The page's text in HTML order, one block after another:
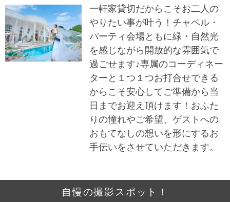
一軒家貸切だからこそお二人の
やりたい事が叶う！チャペル・
パーティ会場ともに緑・自然光
を感じながら開放的な雰囲気で
過ごせます♪専属のコーディネー
ターと１つ１つお打合せできる
からこそ安心してご準備から当
日までお迎え頂けます！おふた
りの憧れやご希望、ゲストへの
おもてなしの想いを形にするお
手伝いをさせていただきます。
自慢の撮影スポット！